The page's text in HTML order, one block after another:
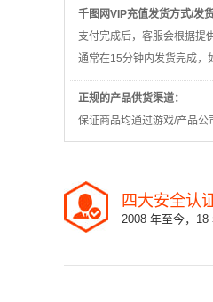
千图网VIP充值发货方式/发货
支付完成后，客服会根据提
通常在15分钟内发货完成，
正规的产品供货渠道：
保证商品均通过游戏/产品公
四大安全认
2008 年至今，18